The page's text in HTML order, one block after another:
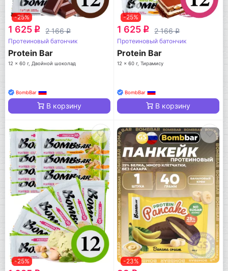
-25%
1 625 q 2 166q
Протеиновый батончик
Protein Bar
12 x 60 г, Двойной шоколад
BombBar
В корзину
-25%
1 625 q 2 166q
Протеиновый батончик
Protein Bar
12 x 60 г, Тирамису
BombBar
В корзину
-25% -23%